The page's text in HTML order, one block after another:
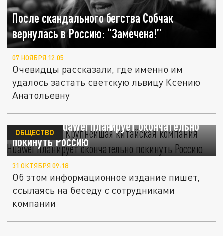
После скандального бегства Собчак
вернулась в Россию: “Замечена!”
07 НОЯБРЯ 12:05
Очевидцы рассказали, где именно им
удалось застать светскую львицу Ксению
Анатольевну
“Известия”: Крупнейшая китайская
компания Huawei планирует окончательно
покинуть Россию
ОБЩЕСТВО
31 ОКТЯБРЯ 09:18
Об этом информационное издание пишет,
ссылаясь на беседу с сотрудниками
компании